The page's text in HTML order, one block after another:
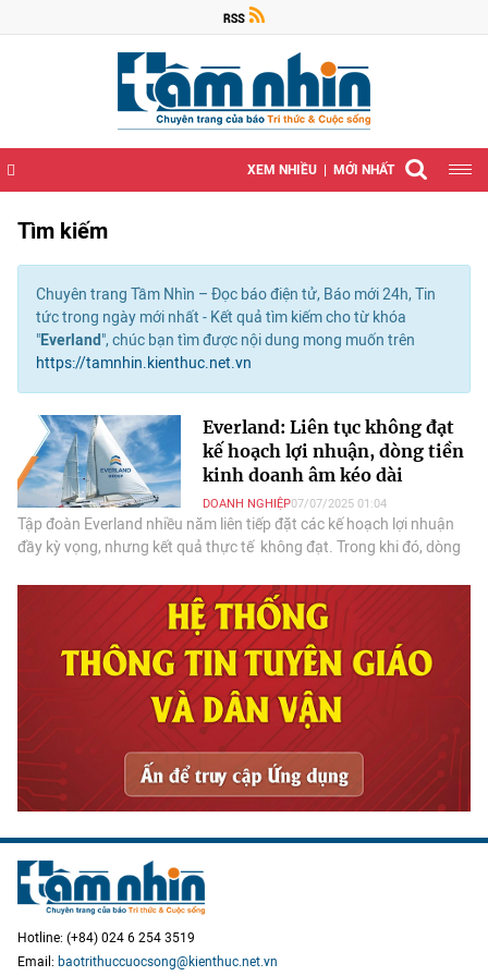
XEM NHIỀU MỚI NHẤT
Tìm kiếm
Chuyên trang Tầm Nhìn – Đọc báo điện tử, Báo mới 24h, Tin
tức trong ngày mới nhất - Kết quả tìm kiếm cho từ khóa
"Everland", chúc bạn tìm được nội dung mong muốn trên
https://tamnhin.kienthuc.net.vn
Everland: Liên tục không đạt
kế hoạch lợi nhuận, dòng tiền
kinh doanh âm kéo dài
DOANH NGHIỆP07/07/2025 01:04
Tập đoàn Everland nhiều năm liên tiếp đặt các kế hoạch lợi nhuận
đầy kỳ vọng, nhưng kết quả thực tế không đạt. Trong khi đó, dòng
quý 1/2025 có tín hiệu phục hồi nhẹ, bài toán dòng tiền vẫn còn là
Hotline: (+84) 024 6 254 3519
Email: baotrithuccuocsong@kienthuc.net.vn